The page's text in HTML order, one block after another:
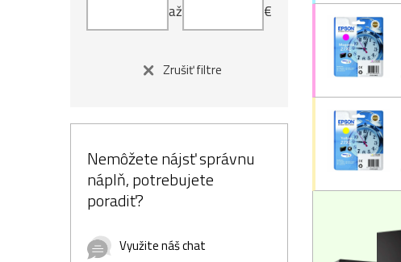
až €
Zrušiť filtre
Nemôžete nájsť správnu
náplň, potrebujete
poradiť?
Využite náš chat